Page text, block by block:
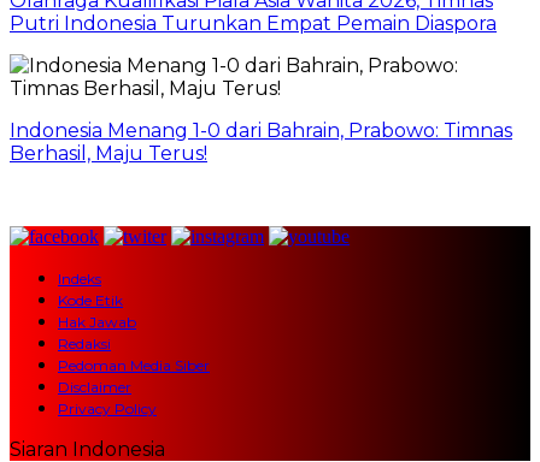
Putri Indonesia Turunkan Empat Pemain Diaspora
Indonesia Menang 1-0 dari Bahrain, Prabowo: Timnas
Berhasil, Maju Terus!
Indeks
Kode Etik
Hak Jawab
Redaksi
Pedoman Media Siber
Disclaimer
Privacy Policy
Siaran Indonesia